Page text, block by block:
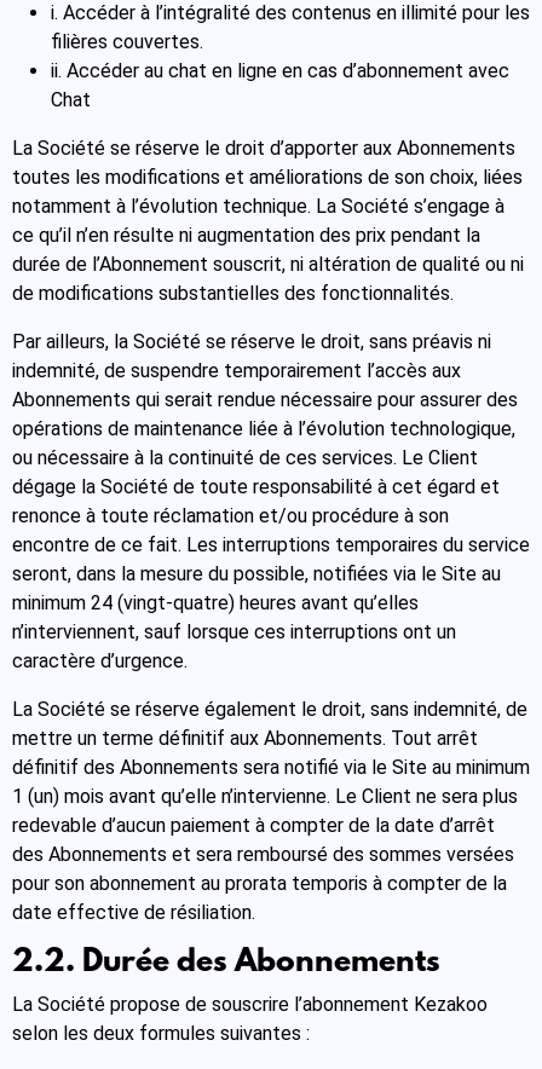
i. Accéder à l’intégralité des contenus en illimité pour les
filières couvertes.
ii. Accéder au chat en ligne en cas d’abonnement avec
Chat
La Société se réserve le droit d’apporter aux Abonnements
toutes les modifications et améliorations de son choix, liées
notamment à l’évolution technique. La Société s’engage à
ce qu’il n’en résulte ni augmentation des prix pendant la
durée de l’Abonnement souscrit, ni altération de qualité ou ni
de modifications substantielles des fonctionnalités.
Par ailleurs, la Société se réserve le droit, sans préavis ni
indemnité, de suspendre temporairement l’accès aux
Abonnements qui serait rendue nécessaire pour assurer des
opérations de maintenance liée à l’évolution technologique,
ou nécessaire à la continuité de ces services. Le Client
dégage la Société de toute responsabilité à cet égard et
renonce à toute réclamation et/ou procédure à son
encontre de ce fait. Les interruptions temporaires du service
seront, dans la mesure du possible, notifiées via le Site au
minimum 24 (vingt-quatre) heures avant qu’elles
n’interviennent, sauf lorsque ces interruptions ont un
caractère d’urgence.
La Société se réserve également le droit, sans indemnité, de
mettre un terme définitif aux Abonnements. Tout arrêt
définitif des Abonnements sera notifié via le Site au minimum
1 (un) mois avant qu’elle n’intervienne. Le Client ne sera plus
redevable d’aucun paiement à compter de la date d’arrêt
des Abonnements et sera remboursé des sommes versées
pour son abonnement au prorata temporis à compter de la
date effective de résiliation.
2.2. Durée des Abonnements
La Société propose de souscrire l’abonnement Kezakoo
selon les deux formules suivantes :